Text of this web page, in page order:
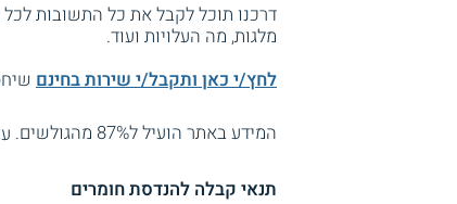
דרכנו תוכל לקבל את כל התשובות
מלגות, מה העלויות ועוד.
לחץ/י כאן ותקבל/י שירות בחינם
המידע באתר הועיל ל87% מהגולשים.
תנאי קבלה להנדסת חומרים